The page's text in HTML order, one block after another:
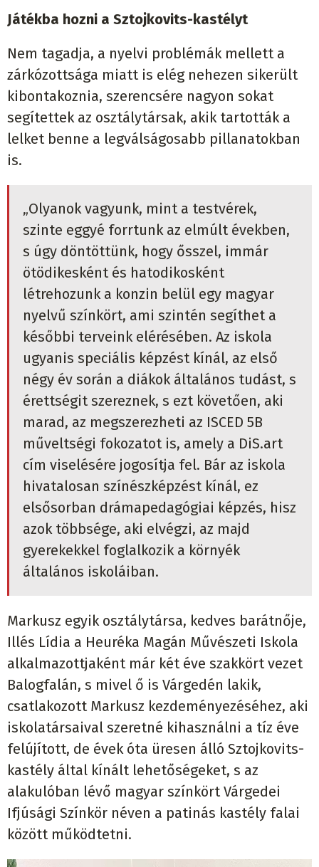
Játékba hozni a Sztojkovits-kastélyt
Nem tagadja, a nyelvi problémák mellett a
zárkózottsága miatt is elég nehezen sikerült
kibontakoznia, szerencsére nagyon sokat
segítettek az osztálytársak, akik tartották a
lelket benne a legválságosabb pillanatokban
is.
„Olyanok vagyunk, mint a testvérek,
szinte eggyé forrtunk az elmúlt években,
s úgy döntöttünk, hogy ősszel, immár
ötödikesként és hatodikosként
létrehozunk a konzin belül egy magyar
nyelvű színkört, ami szintén segíthet a
későbbi terveink elérésében. Az iskola
ugyanis speciális képzést kínál, az első
négy év során a diákok általános tudást, s
érettségit szereznek, s ezt követően, aki
marad, az megszerezheti az ISCED 5B
műveltségi fokozatot is, amely a DiS.art
cím viselésére jogosítja fel. Bár az iskola
hivatalosan színészképzést kínál, ez
elsősorban drámapedagógiai képzés, hisz
azok többsége, aki elvégzi, az majd
gyerekekkel foglalkozik a környék
általános iskoláiban.
Markusz egyik osztálytársa, kedves barátnője,
Illés Lídia a Heuréka Magán Művészeti Iskola
alkalmazottjaként már két éve szakkört vezet
Balogfalán, s mivel ő is Várgedén lakik,
csatlakozott Markusz kezdeményezéséhez, aki
iskolatársaival szeretné kihasználni a tíz éve
felújított, de évek óta üresen álló Sztojkovits-
kastély által kínált lehetőségeket, s az
alakulóban lévő magyar színkört Várgedei
Ifjúsági Színkör néven a patinás kastély falai
között működtetni.